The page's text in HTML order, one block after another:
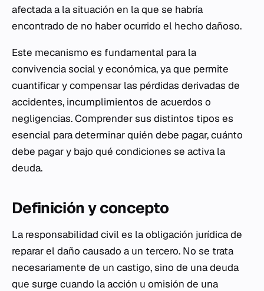
afectada a la situación en la que se habría
encontrado de no haber ocurrido el hecho dañoso.
Este mecanismo es fundamental para la
convivencia social y económica, ya que permite
cuantificar y compensar las pérdidas derivadas de
accidentes, incumplimientos de acuerdos o
negligencias. Comprender sus distintos tipos es
esencial para determinar quién debe pagar, cuánto
debe pagar y bajo qué condiciones se activa la
deuda.
Definición y concepto
La responsabilidad civil es la obligación jurídica de
reparar el daño causado a un tercero. No se trata
necesariamente de un castigo, sino de una deuda
que surge cuando la acción u omisión de una